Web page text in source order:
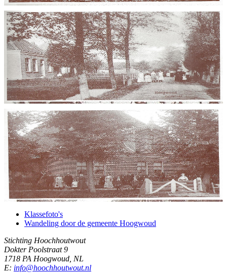
Klassefoto's
Wandeling door de gemeente Hoogwoud
Stichting Hoochhoutwout
Dokter Poolstraat 9
1718 PA Hoogwoud, NL
E: info@hoochhoutwout.nl